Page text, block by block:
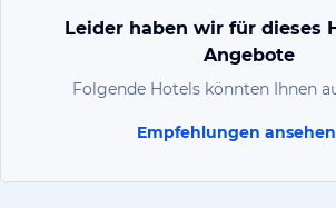
Leider haben wir für dieses
Angebote
Folgende Hotels könnten Ihnen
Empfehlungen ansehen